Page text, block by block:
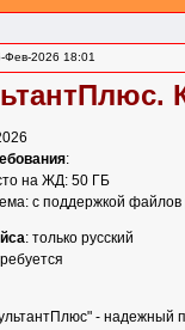
Фев-2026 18:01
:
на ЖД: 50 ГБ
с поддержкой
: только русский
- надежный